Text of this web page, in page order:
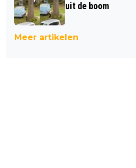
uit de boom
Meer artikelen